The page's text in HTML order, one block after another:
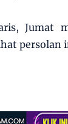
Jumat
persolan